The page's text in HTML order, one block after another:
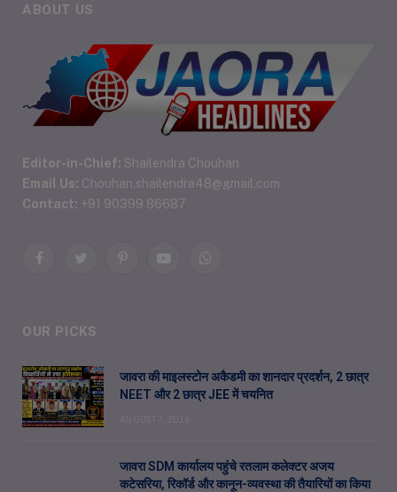
ABOUT US
Editor-in-Chief: Shailendra Chouhan
Email Us: Chouhan.shailendra48@gmail.com
Contact: +91 90399 86687
FacebookTwitterPinterestYouTubeWhatsApp
OUR PICKS
जावरा की माइलस्टोन अकैडमी का शानदार प्रदर्शन, 2 छात्र
NEET और 2 छात्र JEE में चयनित
जावरा SDM कार्यालय पहुंचे रतलाम कलेक्टर अजय
कटेसरिया, रिकॉर्ड और कानून-व्यवस्था की तैयारियों का किया